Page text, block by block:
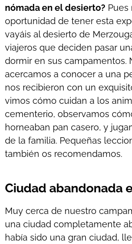
nómada en el desierto? Pues
oportunidad de tener esta
vayáis al desierto de
viajeros que deciden pasar
dormir en sus campamentos.
acercamos a conocer a una
nos recibieron con un
vimos cómo cuidan a los
cementerio, observamos
horneaban pan casero, y
de la familia. Pequeñas
también os recomendamos.
Ciudad abandonada
Muy cerca de nuestro
una ciudad completamente
había sido una gran ciudad,